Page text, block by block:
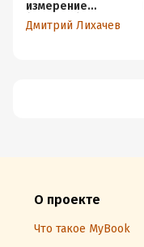
измерение
(сборник)
Дмитрий Лихачев
О проекте
Что такое MyBook